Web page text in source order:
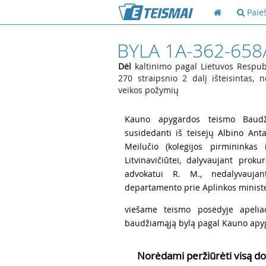
BYLA 1A-362-
Dėl kaltinimo pagal Lietuvos
270 straipsnio 2 dalį išteisintas,
veikos požymių
Kauno apygardos teismo
susidedanti iš teisėjų Albino
Meilučio (kolegijos pirmininkas
Litvinavičiūtei, dalyvaujant
advokatui R. M.,
departamento prie Aplinkos
viešame teismo posėdyje
baudžiamąją bylą pagal Kauno
Norėdami peržiūrėti visą